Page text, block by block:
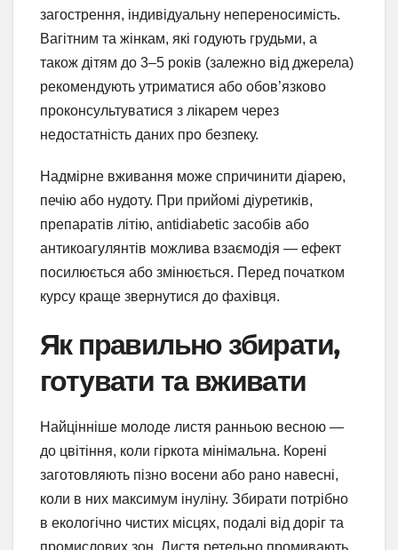
загострення, індивідуальну непереносимість.
Вагітним та жінкам, які годують грудьми, а
також дітям до 3–5 років (залежно від джерела)
рекомендують утриматися або обов’язково
проконсультуватися з лікарем через
недостатність даних про безпеку.
Надмірне вживання може спричинити діарею,
печію або нудоту. При прийомі діуретиків,
препаратів літію, antidiabetic засобів або
антикоагулянтів можлива взаємодія — ефект
посилюється або змінюється. Перед початком
курсу краще звернутися до фахівця.
Як правильно збирати,
готувати та вживати
Найцінніше молоде листя ранньою весною —
до цвітіння, коли гіркота мінімальна. Корені
заготовляють пізно восени або рано навесні,
коли в них максимум інуліну. Збирати потрібно
в екологічно чистих місцях, подалі від доріг та